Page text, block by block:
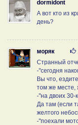
dormidont
А вот кто из
день?
моряк
Странный
-"сегодня
Вы что,
том же месте,
-"на двоих 30-
Да там (если
желтого
-"поехали